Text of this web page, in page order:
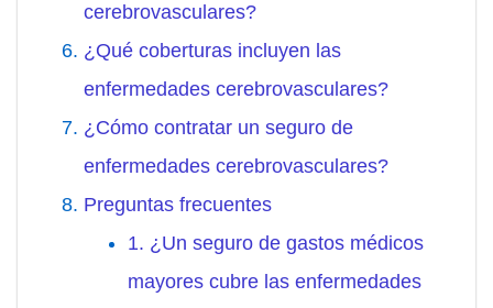
cerebrovasculares?
¿Qué coberturas incluyen las
enfermedades cerebrovasculares?
¿Cómo contratar un seguro de
enfermedades cerebrovasculares?
Preguntas frecuentes
1. ¿Un seguro de gastos médicos
mayores cubre las enfermedades